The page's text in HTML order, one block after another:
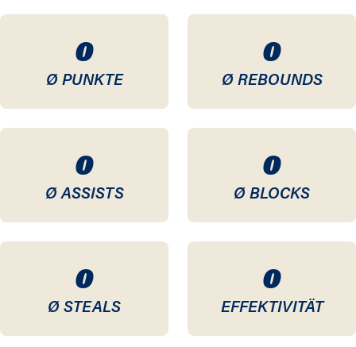
0
Ø PUNKTE
0
Ø REBOUNDS
0
Ø ASSISTS
0
Ø BLOCKS
0
Ø STEALS
0
EFFEKTIVITÄT